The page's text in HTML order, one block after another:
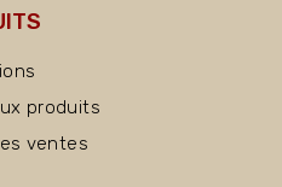
produits
ventes